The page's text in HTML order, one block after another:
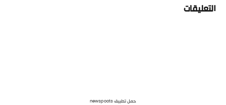
التعليقات
حمل تطبيق newspoots